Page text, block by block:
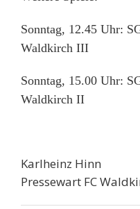
Sonntag, 12.45 Uhr:
Waldkirch III
Sonntag, 15.00 Uhr:
Waldkirch II
Karlheinz Hinn
Pressewart FC